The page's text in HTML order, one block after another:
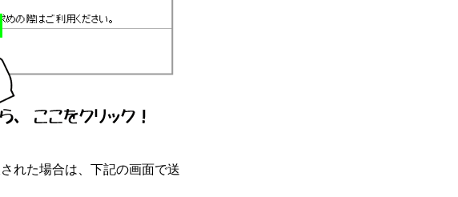
れた場合は、下記の画面で送